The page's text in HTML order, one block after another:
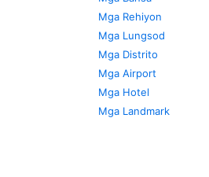
Mga Rehiyon
Mga Lungsod
Mga Distrito
Mga Airport
Mga Hotel
Mga Landmark